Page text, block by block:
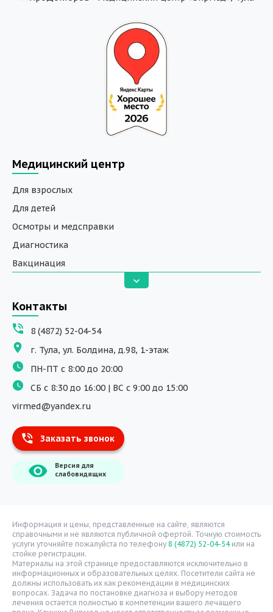
Медицинский центр
Для взрослых
Для детей
Осмотры и медсправки
Диагностика
Вакцинация
Вызов на дом
ДНК исследования
Программы обучения
Физиотерапия
ДМС
Массаж
Тест на хеликобактер
Информация
О компании
Расписание врачей
Надзорные органы
Статьи
Вопрос-ответ
Видео
Контакты
8 (4872) 52-04-54
г. Тула, ул. Болдина, д.98, 1-этаж
ПН-ПТ с 8:00 до 20:00
СБ с 8:30 до 16:00 | ВС с 9:00 до 15:00
virmed@yandex.ru
Заказать звонок
Версия для
слабовидящих
Информация и цены, представленные на сайте, являются
справочными и не являются публичной офертой. Точную стоимость
услуги уточняйте пожалуйста по телефону 8 (4872) 52-04-54или на
стойке регистрации.
Материалы на этой странице предоставляются исключительно в
информационных и образовательных целях. Посетители сайта не
должны использовать их как рекомендации в медицинских
вопросах. Задача по постановке диагноза и выбору методов
лечения остается полностью в компетенции вашего лечащего